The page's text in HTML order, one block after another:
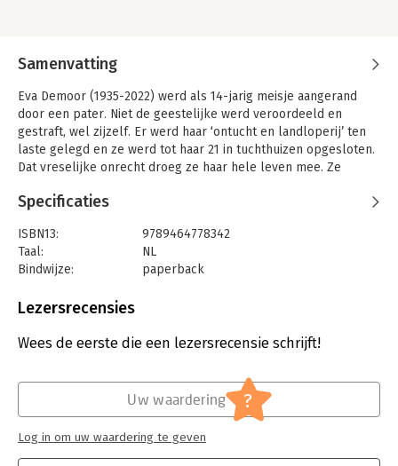
Samenvatting
Eva Demoor (1935-2022) werd als 14-jarig meisje aangerand
door een pater. Niet de geestelijke werd veroordeeld en
gestraft, wel zijzelf. Er werd haar ‘ontucht en landloperij’ ten
laste gelegd en ze werd tot haar 21 in tuchthuizen opgesloten.
Dat vreselijke onrecht droeg ze haar hele leven mee. Ze
Godvergeten.
boek in een breder perspectief. Eva’s verhaal is immers maar
één van de zoveel getuigenissen van misbruik in de Kerk die
Devillé de voorbije tientallen jaren heeft verzameld. En ook
Kerk passief toezien.
Specificaties
ISBN13:
9789464778342
Taal:
NL
Bindwijze:
paperback
Uitgever:
Verschijningsdatum:
30-10-2023
Mens en maatschappij
Lezersrecensies
Wees de eerste die een lezersrecensie schrijft!
Uw waardering ?
Log in om uw waardering te geven